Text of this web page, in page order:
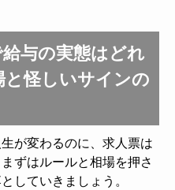
与の実態はどれ
と怪しいサインの
が変わるのに、求人票は
ずはルールと相場を押さ
していきましょう。